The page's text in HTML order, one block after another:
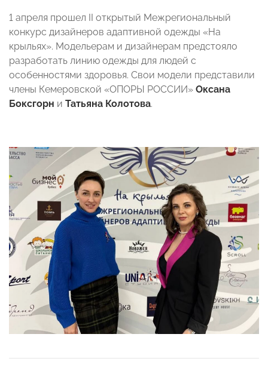
1 апреля прошел II открытый Межрегиональный
конкурс дизайнеров адаптивной одежды «На
крыльях». Модельерам и дизайнерам предстояло
разработать линию одежды для людей с
особенностями здоровья. Свои модели представили
члены Кемеровской «ОПОРЫ РОССИИ» Оксана
Боксгорн и Татьяна Колотова.